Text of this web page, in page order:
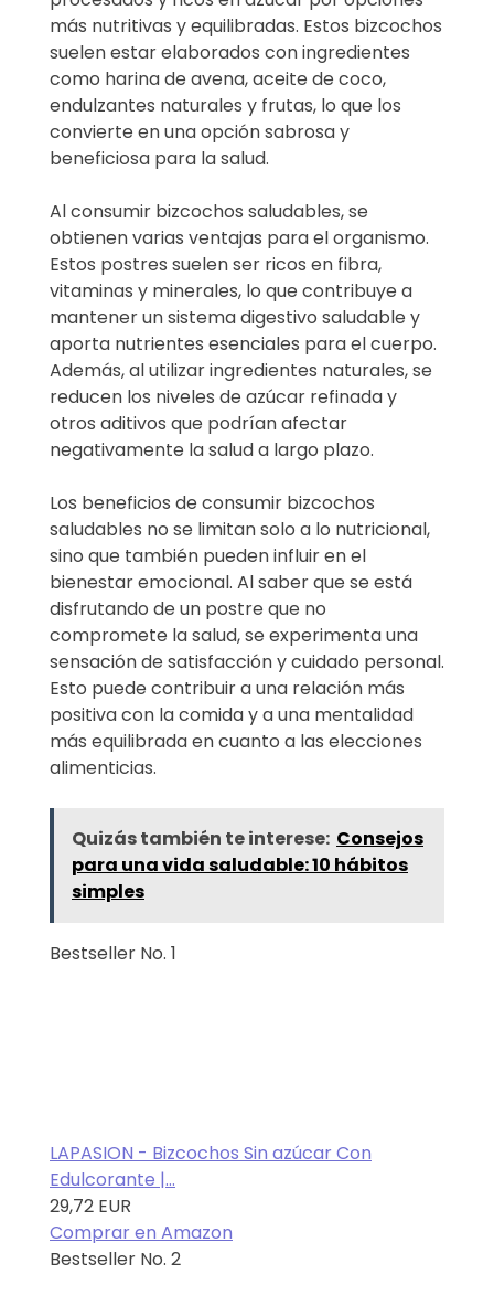
más nutritivas y equilibradas. Estos bizcochos
suelen estar elaborados con ingredientes
como harina de avena, aceite de coco,
endulzantes naturales y frutas, lo que los
convierte en una opción sabrosa y
beneficiosa para la salud.
Al consumir bizcochos saludables, se
obtienen varias ventajas para el organismo.
Estos postres suelen ser ricos en fibra,
vitaminas y minerales, lo que contribuye a
mantener un sistema digestivo saludable y
aporta nutrientes esenciales para el cuerpo.
Además, al utilizar ingredientes naturales, se
reducen los niveles de azúcar refinada y
otros aditivos que podrían afectar
negativamente la salud a largo plazo.
Los beneficios de consumir bizcochos
saludables no se limitan solo a lo nutricional,
sino que también pueden influir en el
bienestar emocional. Al saber que se está
disfrutando de un postre que no
compromete la salud, se experimenta una
sensación de satisfacción y cuidado personal.
Esto puede contribuir a una relación más
positiva con la comida y a una mentalidad
más equilibrada en cuanto a las elecciones
alimenticias.
Quizás también te interese: Consejos
para una vida saludable: 10 hábitos
simples
Bestseller No. 1
LAPASION - Bizcochos Sin azúcar Con
Edulcorante |...
29,72 EUR
Comprar en Amazon
Bestseller No. 2